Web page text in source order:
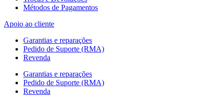
Métodos de Pagamentos
Apoio ao cliente
Garantias e reparações
Pedido de Suporte (RMA)
Revenda
Garantias e reparações
Pedido de Suporte (RMA)
Revenda